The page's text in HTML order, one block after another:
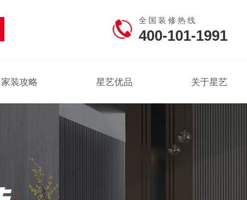
全国装修热线
400-101-1991
家装攻略 星艺优品 关于星艺